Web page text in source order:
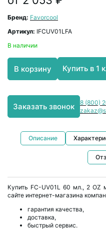
Бренд: Favorcool
Артикул: IFCUV01LFA
В наличии
В корзину Купить в 1
Заказать звонок
8 (800)
Описание
Купить FC-UV01L 60 мл., 2
сайте интернет-магазина
гарантия качества,
доставка,
быстрый сервис.